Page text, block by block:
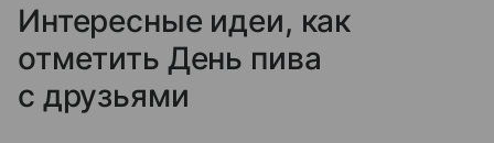
Интересные идеи, как
отметить День пива
с друзьями